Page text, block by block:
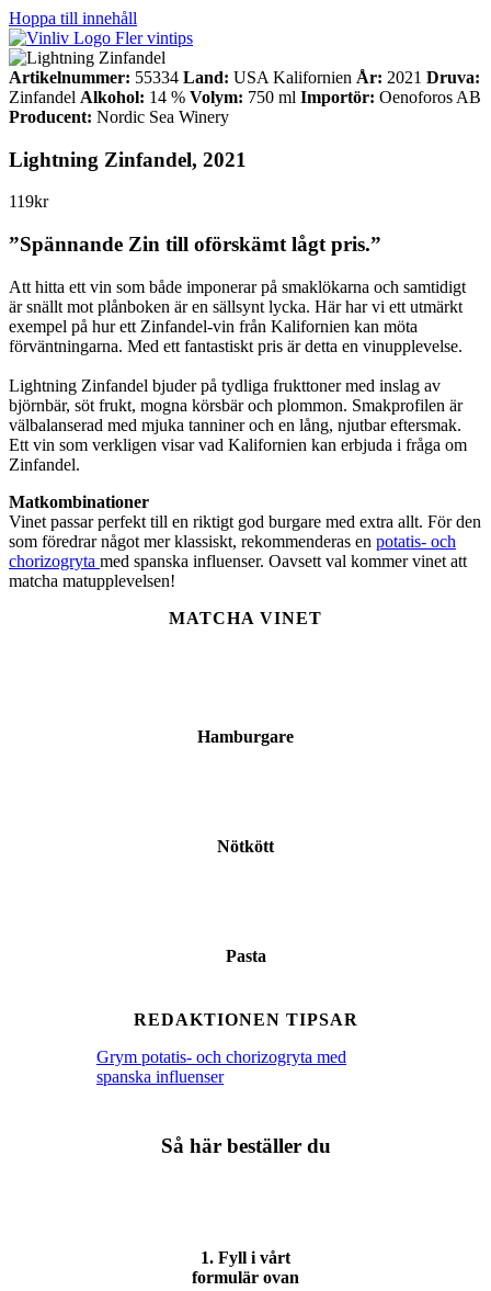
Hoppa till innehåll
Fler vintips
Artikelnummer: 55334 Land: USA Kalifornien År: 2021 Druva:
Zinfandel Alkohol: 14 % Volym: 750 ml Importör: Oenoforos AB
Producent: Nordic Sea Winery
Lightning Zinfandel, 2021
119kr
”Spännande Zin till oförskämt lågt pris.”
Att hitta ett vin som både imponerar på smaklökarna och samtidigt
är snällt mot plånboken är en sällsynt lycka. Här har vi ett utmärkt
exempel på hur ett Zinfandel-vin från Kalifornien kan möta
förväntningarna. Med ett fantastiskt pris är detta en vinupplevelse.
Lightning Zinfandel bjuder på tydliga frukttoner med inslag av
björnbär, söt frukt, mogna körsbär och plommon. Smakprofilen är
välbalanserad med mjuka tanniner och en lång, njutbar eftersmak.
Ett vin som verkligen visar vad Kalifornien kan erbjuda i fråga om
Zinfandel.
Matkombinationer
Vinet passar perfekt till en riktigt god burgare med extra allt. För den
som föredrar något mer klassiskt, rekommenderas en potatis- och
chorizogryta med spanska influenser. Oavsett val kommer vinet att
matcha matupplevelsen!
MATCHA VINET
Hamburgare
Nötkött
Pasta
REDAKTIONEN TIPSAR
Grym potatis- och chorizogryta med
spanska influenser
Så här beställer du
1. Fyll i vårt
formulär ovan